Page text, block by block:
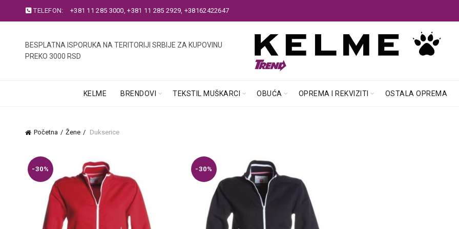
TELEFON: +381 11 285 3000,+381 11 285 2929, +38162422647
BESPLATNA ISPORUKA NA TERITORIJI SRBIJE ZA KUPOVINU
PREKO 3000 RSD
KELME BRENDOVI TEKSTIL MUŠKARCI OBUĆA OPREMA I REKVIZITI OSTALA OPREMA
Početna Žene Dukserice
-30% -30%